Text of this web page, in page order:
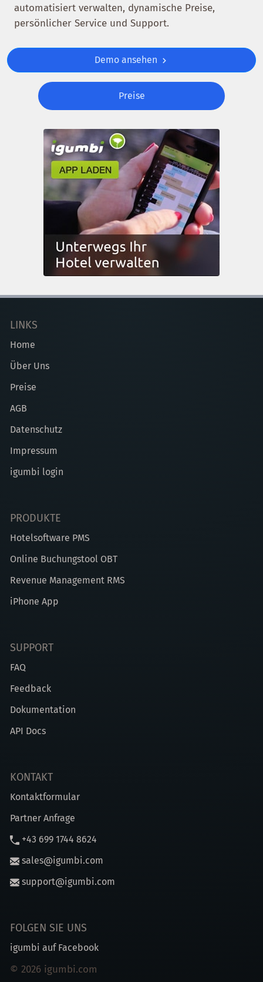
automatisiert verwalten, dynamische Preise,
persönlicher Service und Support.
Demo ansehen
Preise
LINKS
Home
Über Uns
Preise
AGB
Datenschutz
Impressum
igumbi login
PRODUKTE
Hotelsoftware PMS
Online Buchungstool OBT
Revenue Management RMS
iPhone App
SUPPORT
FAQ
Feedback
Dokumentation
API Docs
KONTAKT
Kontaktformular
Partner Anfrage
+43 699 1744 8624
sales@igumbi.com
support@igumbi.com
FOLGEN SIE UNS
igumbi auf Facebook
© 2026 igumbi.com